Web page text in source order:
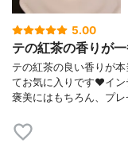
5.00
テの紅茶の香りが
テの紅茶の良い香りが本
てお気に入りです❤️イ
褒美にはもちろん、プ